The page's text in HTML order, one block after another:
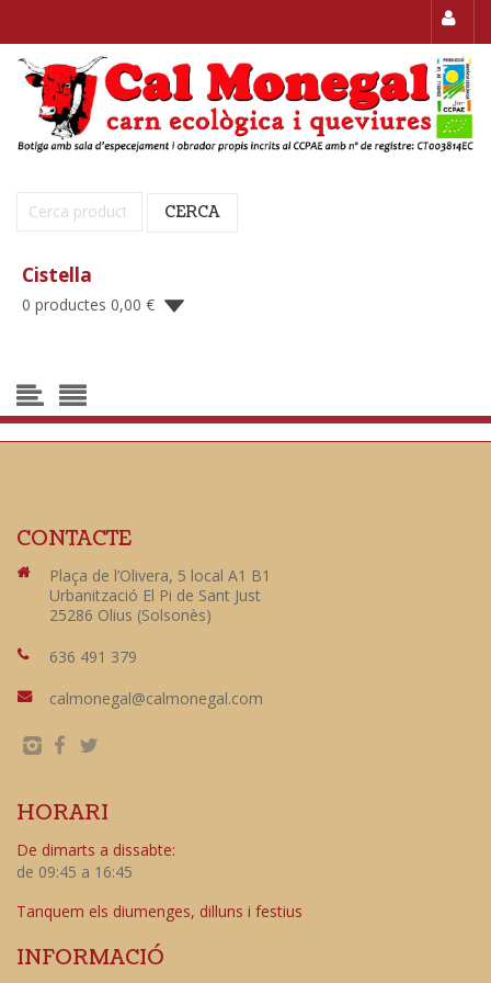
Cerca: CERCA
Cistella
0 productes 0,00 €
CONTACTE
Plaça de l’Olivera, 5 local A1 B1
Urbanització El Pi de Sant Just
25286 Olius (Solsonès)
636 491 379
calmonegal@calmonegal.com
HORARI
De dimarts a dissabte:
de 09:45 a 16:45
Tanquem els diumenges, dilluns i festius
INFORMACIÓ